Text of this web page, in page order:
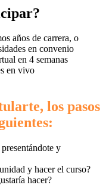
años de carrera, o
en convenio
en 4 semanas
en vivo
los pasos
y
y hacer el curso?
hacer?